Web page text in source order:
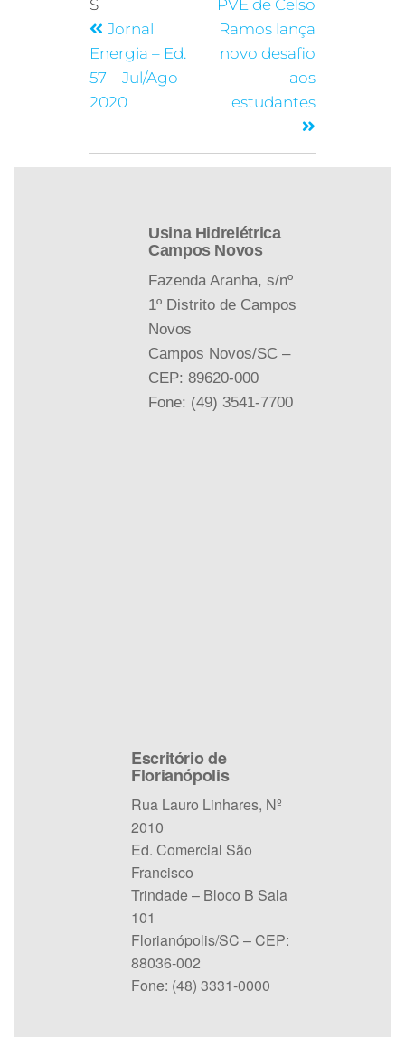
S
Jornal
Energia – Ed.
57 – Jul/Ago
2020
PVE de Celso
Ramos lança
novo desafio
aos
estudantes
Usina Hidrelétrica
Campos Novos
Fazenda Aranha, s/nº
1º Distrito de Campos
Novos
Campos Novos/SC –
CEP: 89620-000
Fone: (49) 3541-7700
Escritório de
Florianópolis
Rua Lauro Linhares, Nº
2010
Ed. Comercial São
Francisco
Trindade – Bloco B Sala
101
Florianópolis/SC – CEP:
88036-002
Fone: (48) 3331-0000